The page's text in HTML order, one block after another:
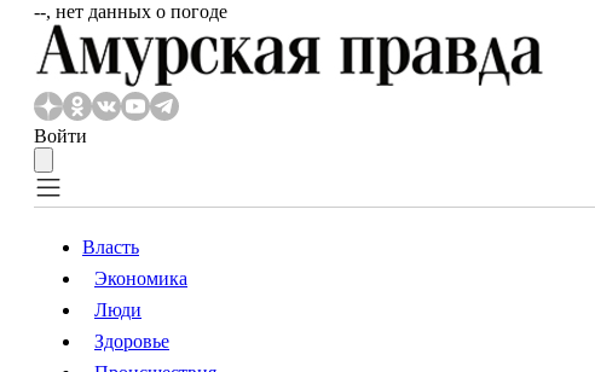
‐‐, нет данных о погоде
Войти
Власть
Власть
Экономика
Люди
Здоровье